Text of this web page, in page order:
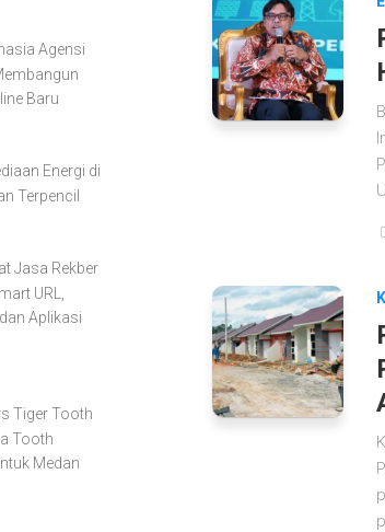
Agensi
Baru
Energi di
Terpencil
Jasa Rekber
URL,
Aplikasi
Tiger Tooth
Tooth
Medan